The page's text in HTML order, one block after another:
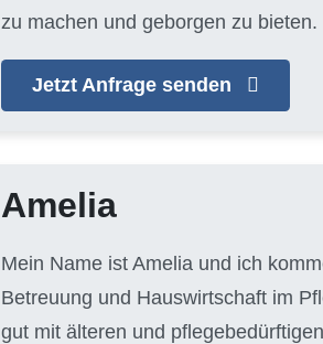
zu machen und geborgen zu bieten.
Jetzt Anfrage senden
Amelia
Mein Name ist Amelia und ich
Betreuung und Hauswirtschaft im
gut mit älteren und